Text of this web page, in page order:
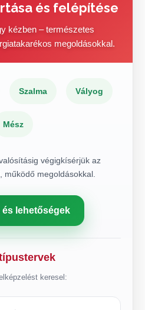
és felépítése
kézben – természetes
megoldásokkal.
Szalma Vályog
Mész
végigkísérjük az
működő megoldásokkal.
és lehetőségek
keresel: